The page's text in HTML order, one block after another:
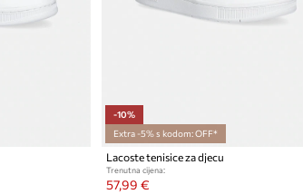
-10%
Extra -5% s kodom: OFF*
Lacoste tenisice za djecu
Trenutna cijena:
57,99 €